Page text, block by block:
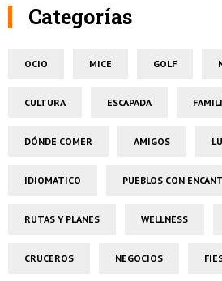
Categorías
OCIO MICE GOLF
CULTURA ESCAPADA
DÓNDE COMER AMIGOS
IDIOMATICO PUEBLOS CON
RUTAS Y PLANES WELLNESS
CRUCEROS NEGOCIOS